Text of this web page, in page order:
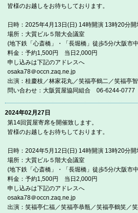
皆様のお越しをお待ちしております。
日時：2025年4月13日(日) 14時開演 13時20分開
場所：大質ビル５階大会議室
(地下鉄「心斎橋」・「長堀橋」徒歩5分/大阪市
料金：予約1,500円 当日2,000円
申し込みは下記のアドレスへ
osaka78＠occn.zaq.ne.jp
出演：桂慶枝／林家花丸／笑福亭鶴二／笑福亭
問い合わせ：大阪質屋協同組合 06-6244-0777
2024年02月27日
第14回質屋寄席を開催致します。
皆様のお越しをお待ちしております。
日時：2024年5月12日(日) 14時開演 13時20分開
場所：大質ビル５階大会議室
(地下鉄「心斎橋」・「長堀橋」徒歩5分/大阪市
料金：予約1,500円 当日2,000円
申し込みは下記のアドレスへ
osaka78＠occn.zaq.ne.jp
出演：笑福亭仁福／笑福亭恭瓶／笑福亭鶴笑／